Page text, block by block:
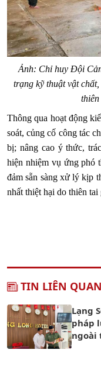
Ảnh: Chỉ huy Đội
trạng kỹ thuật vật
Thông qua hoạt động
soát, củng cố công tác
bị; nâng cao ý thức,
hiện nhiệm vụ ứng phó
đảm sẵn sàng xử lý kịp
nhất thiệt hại do thiên tai
TIN LIÊN QUAN
Lạng
pháp
ngoài